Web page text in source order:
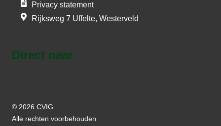
Privacy statement
Rijksweg 7 Uffelte, Westerveld
Direct naar
© 2026 CVIG. .
Alle rechten voorbehouden